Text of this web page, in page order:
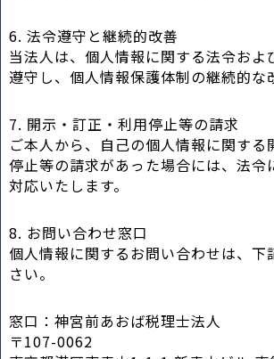
6. 法令遵守と継続的改善
当法人は、個人情報に関する法令およ
遵守し、個人情報保護体制の継続的な
7. 開示・訂正・利用停止等の請求
ご本人から、自己の個人情報に関する
停止等の請求があった場合には、法令
対応いたします。
8. お問い合わせ窓口
個人情報に関するお問い合わせは、下
さい。
窓口：神宮前あおば税理士法人
〒107-0062